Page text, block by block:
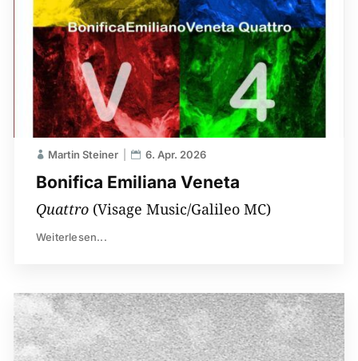
Bonifica Emiliana Veneta
Martin Steiner 6. Apr. 2026
Quattro (Visage Music/Galileo MC)
Weiterlesen...